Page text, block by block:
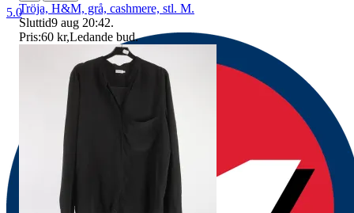
5.0Tröja, H&M, grå, cashmere, stl. M.
Sluttid9 aug 20:42.
Pris:60 kr,Ledande bud.